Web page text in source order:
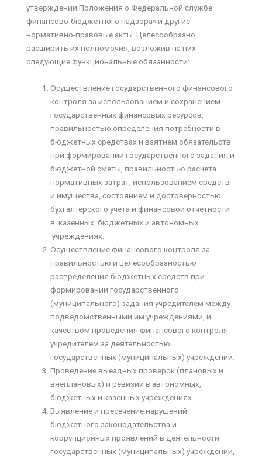
утверждении Положения о Федеральной службе
финансово-бюджетного надзора» и другие
нормативно-правовые акты. Целесообразно
расширить их полномочия, возложив на них
следующие функциональные обязанности:
Осуществление государственного финансового
контроля за использованием и сохранением
государственных финансовых ресурсов,
правильностью определения потребности в
бюджетных средствах и взятием обязательств
при формировании государственного задания и
бюджетной сметы, правильностью расчета
нормативных затрат, использованием средств
и имущества, состоянием и достоверностью
бухгалтерского учета и финансовой отчетности
в казенных, бюджетных и автономных
учреждениях.
Осуществление финансового контроля за
правильностью и целесообразностью
распределения бюджетных средств при
формировании государственного
(муниципального) задания учредителем между
подведомственными им учреждениями, и
качеством проведения финансового контроля
учредителем за деятельностью
государственных (муниципальных) учреждений.
Проведение выездных проверок (плановых и
внеплановых) и ревизий в автономных,
бюджетных и казенных учреждениях.
Выявление и пресечение нарушений
бюджетного законодательства и
коррупционных проявлений в деятельности
государственных (муниципальных) учреждений,